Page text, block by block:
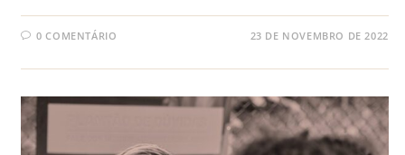
0 COMENTÁRIO 23 DE NOVEMBRO DE 2022